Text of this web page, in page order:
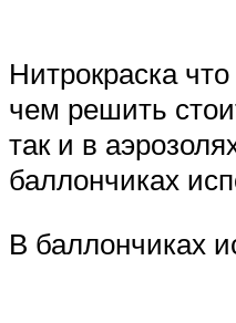
Нитрокраска
чем решить
так и в
баллончиках
В баллончиках